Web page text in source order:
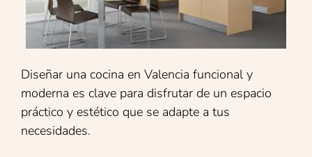
Diseñar una cocina en Valencia funcional y
moderna es clave para disfrutar de un espacio
práctico y estético que se adapte a tus
necesidades.